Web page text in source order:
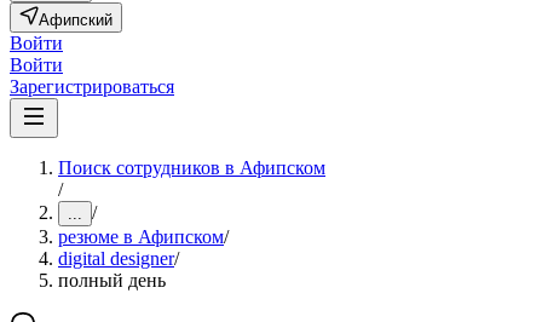
Афипский
Войти
Войти
Зарегистрироваться
Поиск сотрудников в Афипском
/
... /
резюме в Афипском/
digital designer/
полный день